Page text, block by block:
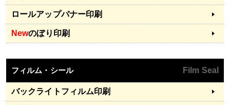
ロールアップバナー印刷
Newのぼり印刷
フィルム・シール Film Seal
バックライトフィルム印刷